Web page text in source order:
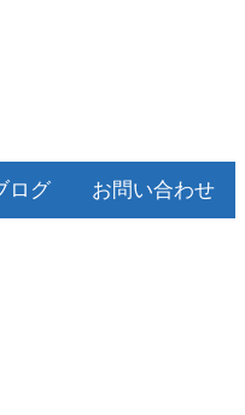
ログ お問い合わせ